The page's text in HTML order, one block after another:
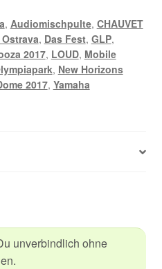
, Audiomischpulte, CHAUVET
, Das Fest, GLP,
2017, LOUD, Mobile
, New Horizons
2017, Yamaha
unverbindlich ohne